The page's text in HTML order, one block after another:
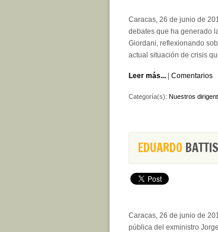
Caracas, 26 de junio de
debates que ha generado
Giordani, reflexionando
actual situación de crisis
Leer más... Comentarios
Categoría(s): Nuestros
EDUARDO
Caracas, 26 de junio de
pública del exministro